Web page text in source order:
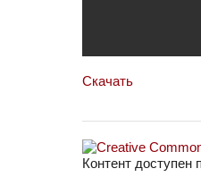
Скачать
Контент доступен